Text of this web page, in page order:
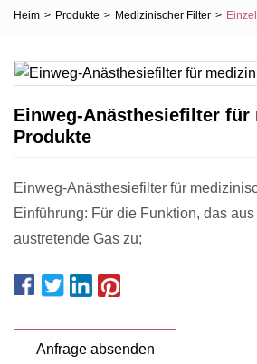
Heim > Produkte > Medizinischer Filter >
Einweg-Anästhesiefilter für
Produkte
Einweg-Anästhesiefilter für
Einführung: Für die Funktion, das
austretende Gas zu;
Anfrage absenden